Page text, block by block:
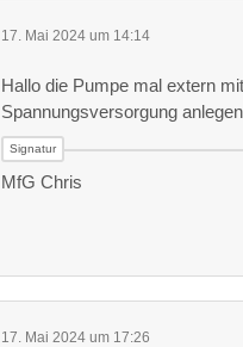
17. Mai 2024 um 14:14
Hallo die Pumpe mal extern
Spannungsversorgung
MfG Chris
17. Mai 2024 um 17:26